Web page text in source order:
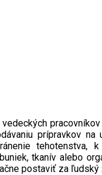
prípravkov
tehotenstva,
tkanív alebo
postaviť za